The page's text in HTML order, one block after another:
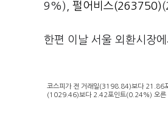
9%), 펄어비스(263750)
한편 이날 서울 외환시장
코스피가 전 거래일(3198.84)보다 21.86
(1029.46)보다 2.42포인트(0.24%) 오른